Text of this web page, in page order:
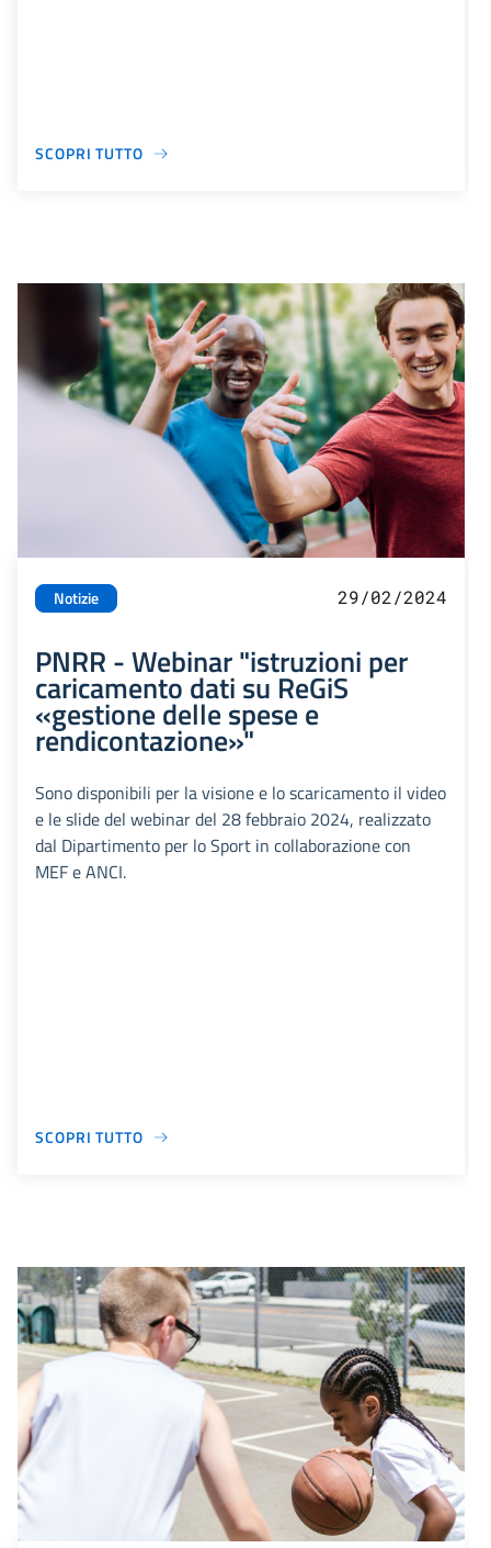
SCOPRI TUTTO
Notizie 29/02/2024
PNRR - Webinar "istruzioni per
caricamento dati su ReGiS
«gestione delle spese e
rendicontazione»"
Sono disponibili per la visione e lo scaricamento il video
e le slide del webinar del 28 febbraio 2024, realizzato
dal Dipartimento per lo Sport in collaborazione con
MEF e ANCI.
SCOPRI TUTTO